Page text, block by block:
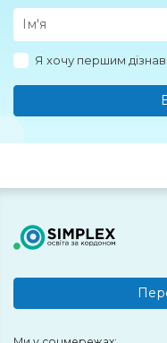
Я хочу першим